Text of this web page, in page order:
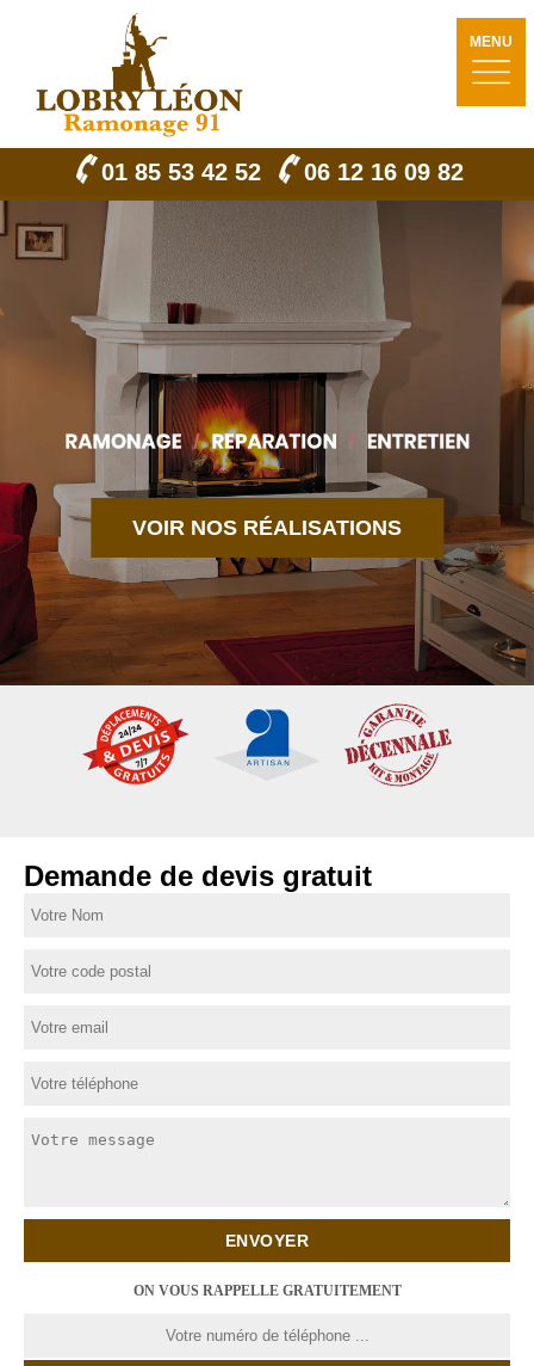
MENU
01 85 53 42 52 06 12 16 09 82
VOIR NOS RÉALISATIONS
Demande de devis gratuit
ON VOUS RAPPELLE GRATUITEMENT